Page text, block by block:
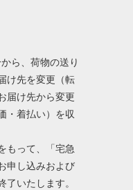
ら、荷物の送り
け先を変更（転
届け先から変更
・着払い）を収
もって、「宅急
申し込みおよび
了いたします。